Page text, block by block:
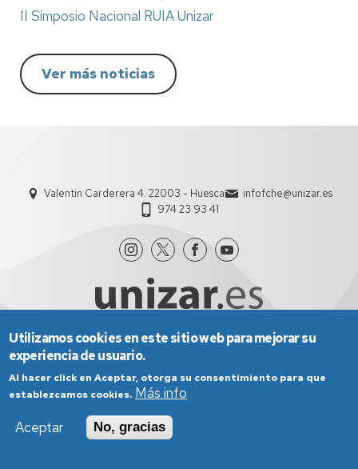
II Simposio Nacional RUIA Unizar
Ver más noticias
Valentin Carderera 4. 22003 - Huesca
infofche@unizar.es
974 23 93 41
Política de Privacidad
Política de Cookies
Política de Accesibilidad
Utilizamos cookies en este sitio web para mejorar su
experiencia de usuario.
Al hacer click en Aceptar, otorga su consentimiento para que
establezcamos cookies. Más info
Aceptar
No, gracias